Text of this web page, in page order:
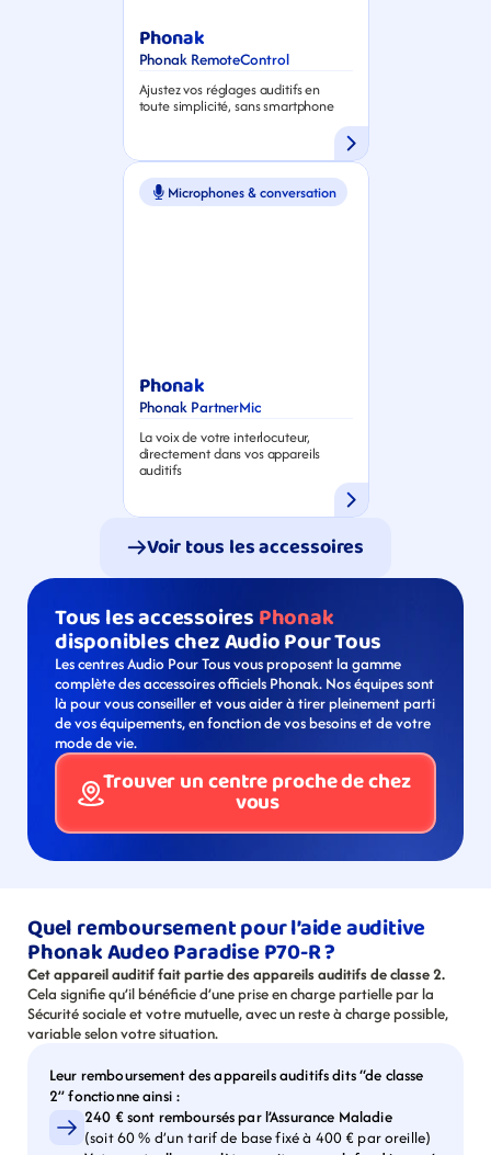
Phonak
Phonak RemoteControl
Ajustez vos réglages auditifs en
toute simplicité, sans smartphone
Microphones & conversation
Phonak
Phonak PartnerMic
La voix de votre interlocuteur,
directement dans vos appareils
auditifs
Voir tous les accessoires
Tous les accessoires Phonak
disponibles chez Audio Pour Tous
Les centres Audio Pour Tous vous proposent la gamme
complète des accessoires officiels Phonak. Nos équipes sont
là pour vous conseiller et vous aider à tirer pleinement parti
de vos équipements, en fonction de vos besoins et de votre
mode de vie.
Trouver un centre proche de chez
vous
Quel remboursement pour l’aide auditive
Phonak Audeo Paradise P70-R ?
Cet appareil auditif fait partie des appareils auditifs de classe 2.
Cela signifie qu’il bénéficie d’une prise en charge partielle par la
Sécurité sociale et votre mutuelle, avec un reste à charge possible,
variable selon votre situation.
Leur remboursement des appareils auditifs dits “de classe
2” fonctionne ainsi :
240 € sont remboursés par l’Assurance Maladie
(soit 60 % d’un tarif de base fixé à 400 € par oreille)